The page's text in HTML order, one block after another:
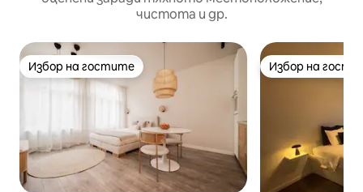
чистота и др.
Избор на гостите
Избор на гостите Избор на
Избор на